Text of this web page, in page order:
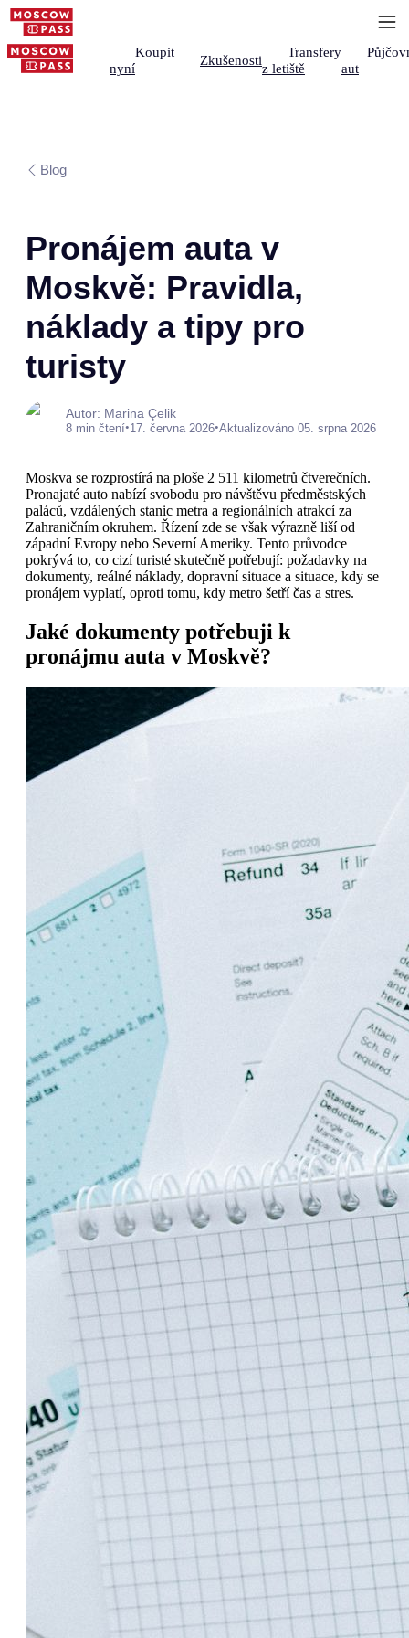
Koupit
nyní
Zkušenosti
Transfery
z letiště
aut
Blog
Pronájem auta v
Moskvě: Pravidla,
náklady a tipy pro
turisty
Autor: Marina Çelik
8 min čtení•17. června 2026•Aktualizováno 05. srpna 2026
Moskva se rozprostírá na ploše 2 511 kilometrů čtverečních.
Pronajaté auto nabízí svobodu pro návštěvu předměstských
paláců, vzdálených stanic metra a regionálních atrakcí za
Zahraničním okruhem. Řízení zde se však výrazně liší od
západní Evropy nebo Severní Ameriky. Tento průvodce
pokrývá to, co cizí turisté skutečně potřebují: požadavky na
dokumenty, reálné náklady, dopravní situace a situace, kdy se
pronájem vyplatí, oproti tomu, kdy metro šetří čas a stres.
Jaké dokumenty potřebuji k
pronájmu auta v Moskvě?